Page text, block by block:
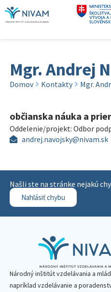
Mgr. Andrej
Domov Kontakty Mgr.
občianska náuka a
Oddelenie/projekt: Odbor
andrej.navojsky@nivam.sk
Našli ste na stránke nejakú
Nahlásiť chybu
Národný inštitút vzdelávania a
napríklad vzdelávanie a